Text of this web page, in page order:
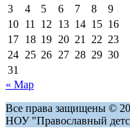
3
4 5 6 7 8
9
10 11 12 13 14 15 16
17 18 19 20 21 22 23
24 25 26 27 28 29 30
31
« Мар
Все права защищены ©
НОУ "Православный